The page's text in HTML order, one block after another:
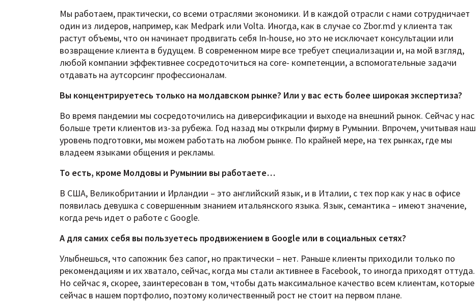
Мы работаем, практически, со всеми отраслями экономики. И в каждой отрасли с нами сотрудничает
один из лидеров, например, как Medpark или Volta. Иногда, как в случае со Zbor.md у клиента так
растут объемы, что он начинает продвигать себя In-house, но это не исключает консультации или
возвращение клиента в будущем. В современном мире все требует специализации и, на мой взгляд,
любой компании эффективнее сосредоточиться на core- компетенции, а вспомогательные задачи
отдавать на аутсорсинг профессионалам.
Вы концентрируетесь только на молдавском рынке? Или у вас есть более широкая экспертиза?
Во время пандемии мы сосредоточились на диверсификации и выходе на внешний рынок. Сейчас у нас
больше трети клиентов из-за рубежа. Год назад мы открыли фирму в Румынии. Впрочем, учитывая наш
уровень подготовки, мы можем работать на любом рынке. По крайней мере, на тех рынках, где мы
владеем языками общения и рекламы.
То есть, кроме Молдовы и Румынии вы работаете…
В США, Великобритании и Ирландии – это английский язык, и в Италии, с тех пор как у нас в офисе
появилась девушка с совершенным знанием итальянского языка. Язык, семантика – имеют значение,
когда речь идет о работе с Google.
А для самих себя вы пользуетесь продвижением в Google или в социальных сетях?
Улыбнешься, что сапожник без сапог, но практически – нет. Раньше клиенты приходили только по
рекомендациям и их хватало, сейчас, когда мы стали активнее в Facebook, то иногда приходят оттуда.
Но сейчас я, скорее, заинтересован в том, чтобы дать максимальное качество всем клиентам, которые
сейчас в нашем портфолио, поэтому количественный рост не стоит на первом плане.